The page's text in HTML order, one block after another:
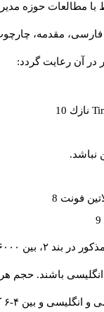
با مطالعات حوزه
مقدمه،
در آن رعايت گردد:
نازك 10
نباشد.
۸۰۰۰کلمه باشد.
هر دو چکیده کمتر از ۲۰۰ و
بین ۴-۶ کلمه نوشته شود.